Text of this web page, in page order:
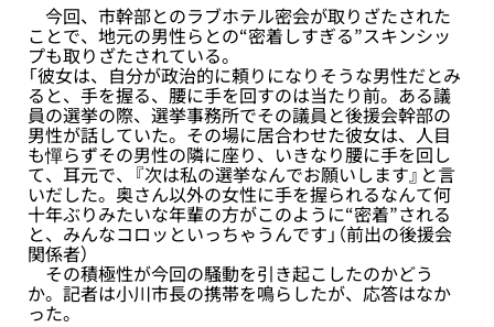
今回、市幹部とのラブホテル密会が取りざたされた
ことで、地元の男性らとの“密着しすぎる”スキンシッ
プも取りざたされている。
「彼女は、自分が政治的に頼りになりそうな男性だとみ
ると、手を握る、腰に手を回すのは当たり前。ある議
員の選挙の際、選挙事務所でその議員と後援会幹部の
男性が話していた。その場に居合わせた彼女は、人目
も憚らずその男性の隣に座り、いきなり腰に手を回し
て、耳元で、『次は私の選挙なんでお願いします』と言
いだした。奥さん以外の女性に手を握られるなんて何
十年ぶりみたいな年輩の方がこのように“密着”される
と、みんなコロッといっちゃうんです」（前出の後援会
関係者）
その積極性が今回の騒動を引き起こしたのかどう
か。記者は小川市長の携帯を鳴らしたが、応答はなか
った。